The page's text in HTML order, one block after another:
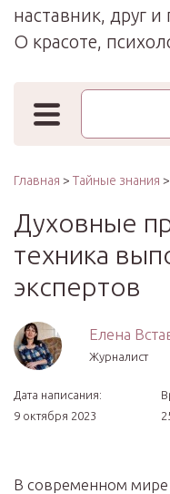
наставник, друг и
О красоте,
Поиск по сайту
Главная > Тайные знания
Духовные
техника
экспертов
Елена
Журналист
Дата написания:
9 октября 2023
В современном мире